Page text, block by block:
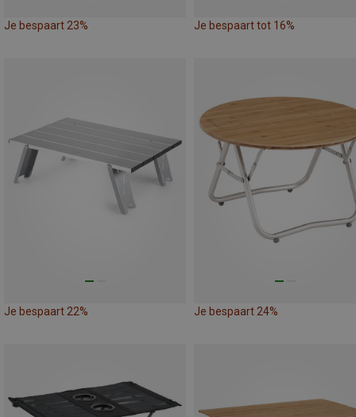
Je bespaart 23% Je bespaart tot 16%
Je bespaart 22% Je bespaart 24%